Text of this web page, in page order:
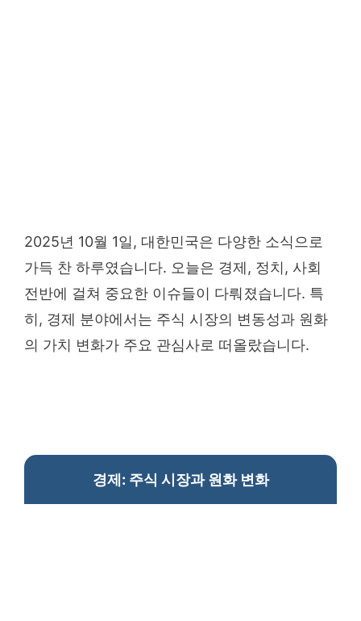
2025년 10월 1일, 대한민국은 다양한 소식으로
가득 찬 하루였습니다. 오늘은 경제, 정치, 사회
전반에 걸쳐 중요한 이슈들이 다뤄졌습니다. 특
히, 경제 분야에서는 주식 시장의 변동성과 원화
의 가치 변화가 주요 관심사로 떠올랐습니다.
경제: 주식 시장과 원화 변화